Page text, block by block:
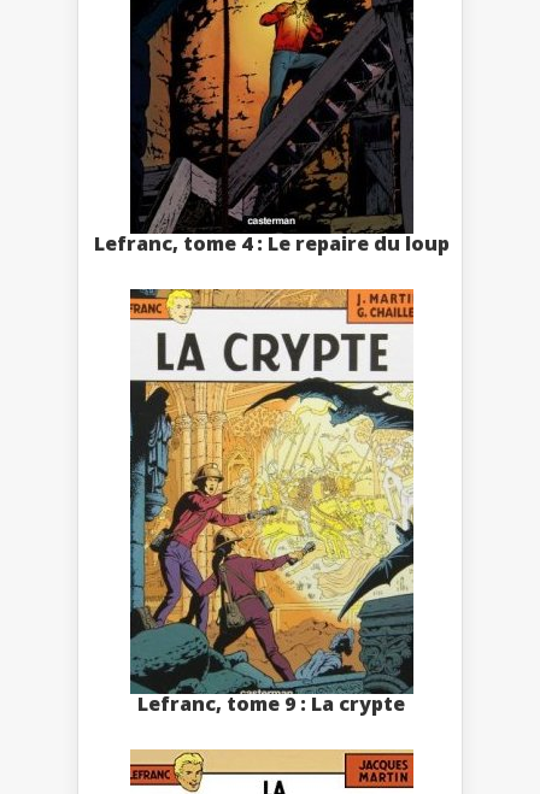
Lefranc, tome 4 : Le repaire du loup
Lefranc, tome 9 : La crypte